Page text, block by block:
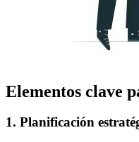
Elementos clave
1. Planificación